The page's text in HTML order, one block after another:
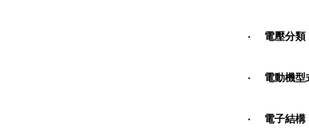
‧ 電壓分類
‧ 電動機型
‧ 電子結構